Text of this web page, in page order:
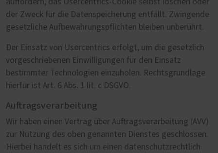
auffordern, das Usercentrics-Cookie selbst löschen oder
der Zweck für die Datenspeicherung entfällt. Zwingende
gesetzliche Aufbewahrungspflichten bleiben unberührt.
Der Einsatz von Usercentrics erfolgt, um die gesetzlich
vorgeschriebenen Einwilligungen für den Einsatz
bestimmter Technologien einzuholen. Rechtsgrundlage
hierfür ist Art. 6 Abs. 1 lit. c DSGVO.
Auftragsverarbeitung
Wir haben einen Vertrag über Auftragsverarbeitung (AVV)
zur Nutzung des oben genannten Dienstes geschlossen.
Hierbei handelt es sich um einen datenschutzrechtlich